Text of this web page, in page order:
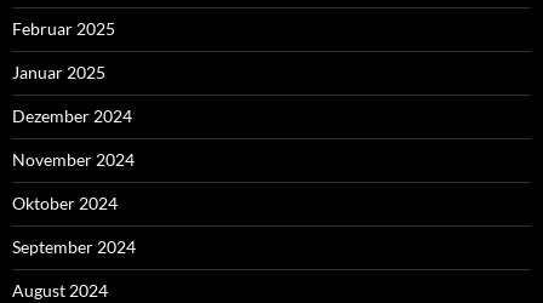
Februar 2025
Januar 2025
Dezember 2024
November 2024
Oktober 2024
September 2024
August 2024